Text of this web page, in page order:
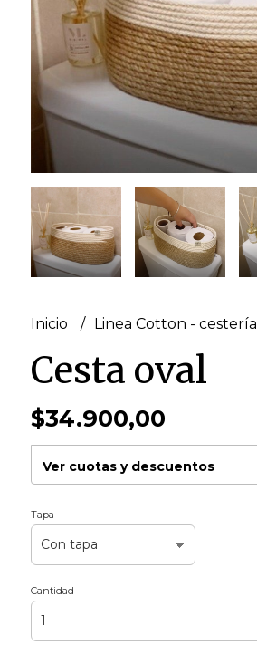
Inicio Linea Cotton - cestería
Cesta oval
$34.900,00
Ver cuotas y descuentos
Tapa
Cantidad